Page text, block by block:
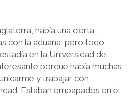
había una cierta
con la aduana, pero todo
en la Universidad de
porque había muchas
y trabajar con
Estaban empapados en el